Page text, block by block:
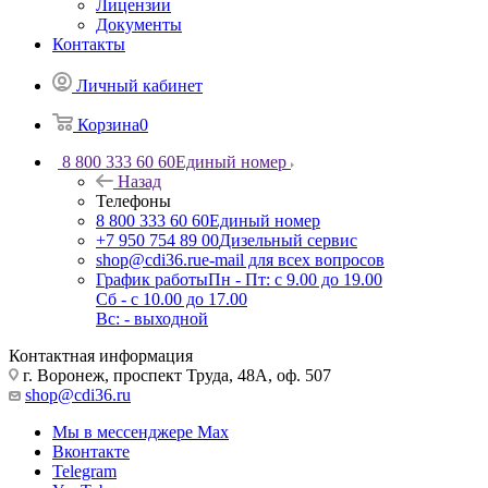
Лицензии
Документы
Контакты
Личный кабинет
Корзина0
8 800 333 60 60Единый номер
Назад
Телефоны
8 800 333 60 60Единый номер
+7 950 754 89 00Дизельный сервис
shop@cdi36.rue-mail для всех вопросов
График работыПн - Пт: с 9.00 до 19.00
Сб - с 10.00 до 17.00
Вс: - выходной
Контактная информация
г. Воронеж, проспект Труда, 48А, оф. 507
shop@cdi36.ru
Мы в мессенджере Max
Вконтакте
Telegram